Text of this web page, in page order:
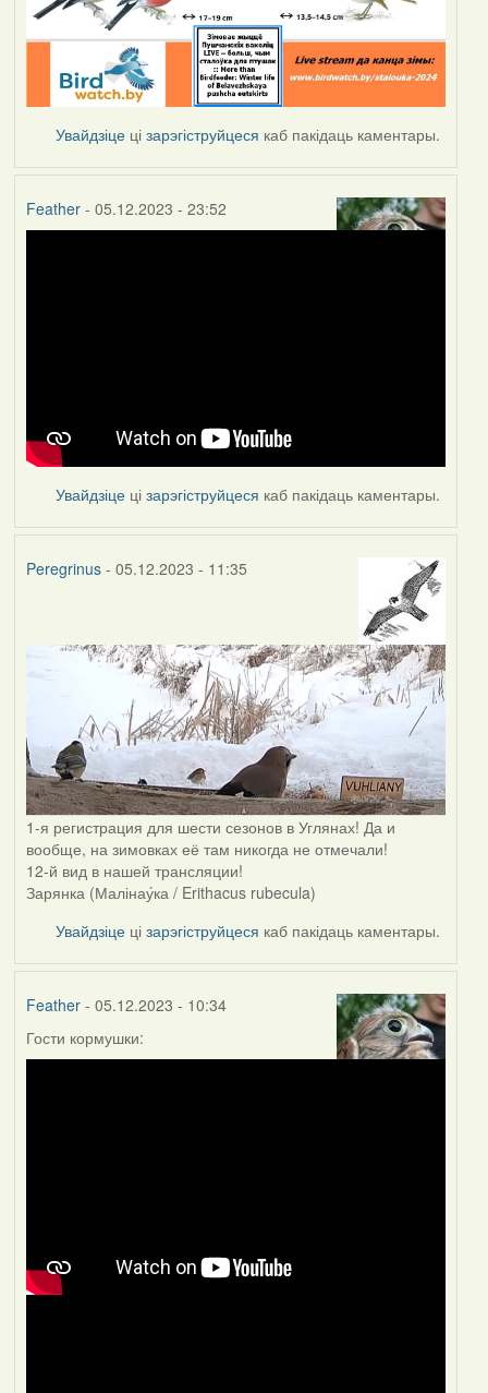
Увайдзіце цізарэгіструйцеся каб пакідаць каментары.
Feather- 05.12.2023 - 23:52
Увайдзіце цізарэгіструйцеся каб пакідаць каментары.
Peregrinus- 05.12.2023 - 11:35
1-я регистрация для шести сезонов в Углянах! Да и
вообще, на зимовках её там никогда не отмечали!
12-й вид в нашей трансляции!
Зарянка (Малінау́ка / Erithacus rubecula)
Увайдзіце цізарэгіструйцеся каб пакідаць каментары.
Feather- 05.12.2023 - 10:34
Гости кормушки: